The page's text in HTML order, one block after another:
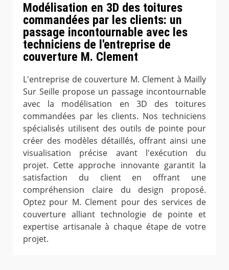
Modélisation en 3D des toitures
commandées par les clients: un
passage incontournable avec les
techniciens de l'entreprise de
couverture M. Clement
L'entreprise de couverture M. Clement à Mailly
Sur Seille propose un passage incontournable
avec la modélisation en 3D des toitures
commandées par les clients. Nos techniciens
spécialisés utilisent des outils de pointe pour
créer des modèles détaillés, offrant ainsi une
visualisation précise avant l'exécution du
projet. Cette approche innovante garantit la
satisfaction du client en offrant une
compréhension claire du design proposé.
Optez pour M. Clement pour des services de
couverture alliant technologie de pointe et
expertise artisanale à chaque étape de votre
projet.